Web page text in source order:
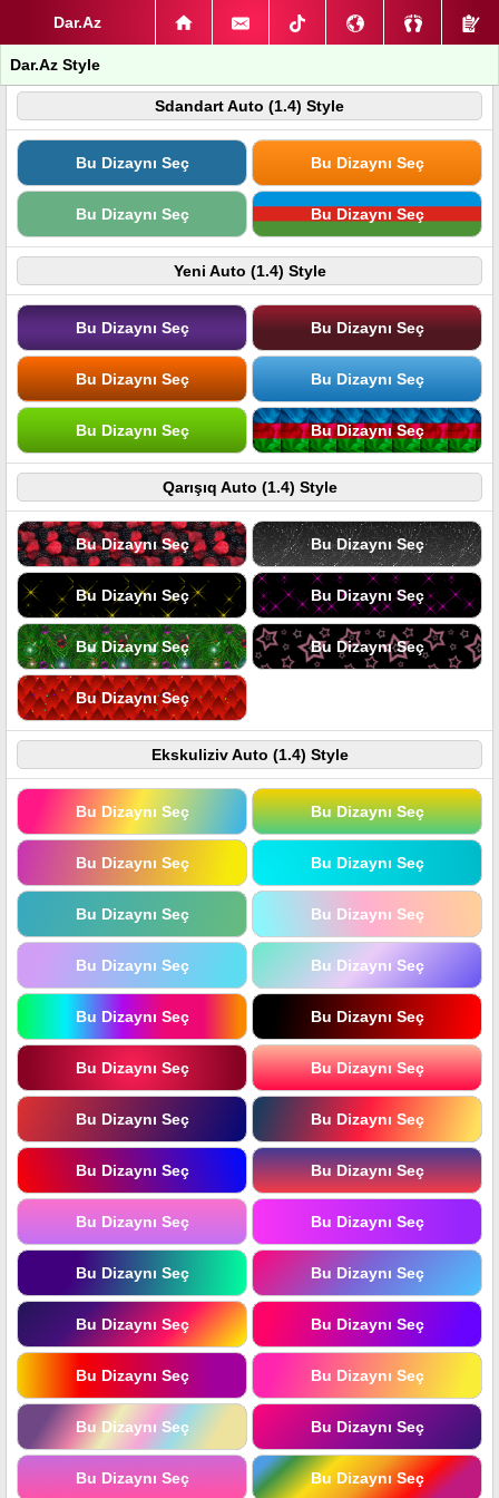
Dar.Az
Dar.Az Style
Sdandart Auto (1.4) Style
Bu Dizaynı Seç Bu Dizaynı Seç
Bu Dizaynı Seç Bu Dizaynı Seç
Yeni Auto (1.4) Style
Bu Dizaynı Seç Bu Dizaynı Seç
Bu Dizaynı Seç Bu Dizaynı Seç
Bu Dizaynı Seç Bu Dizaynı Seç
Qarışıq Auto (1.4) Style
Bu Dizaynı Seç Bu Dizaynı Seç
Bu Dizaynı Seç Bu Dizaynı Seç
Bu Dizaynı Seç Bu Dizaynı Seç
Bu Dizaynı Seç
Ekskuliziv Auto (1.4) Style
Bu Dizaynı Seç Bu Dizaynı Seç
Bu Dizaynı Seç Bu Dizaynı Seç
Bu Dizaynı Seç Bu Dizaynı Seç
Bu Dizaynı Seç Bu Dizaynı Seç
Bu Dizaynı Seç Bu Dizaynı Seç
Bu Dizaynı Seç Bu Dizaynı Seç
Bu Dizaynı Seç Bu Dizaynı Seç
Bu Dizaynı Seç Bu Dizaynı Seç
Bu Dizaynı Seç Bu Dizaynı Seç
Bu Dizaynı Seç Bu Dizaynı Seç
Bu Dizaynı Seç Bu Dizaynı Seç
Bu Dizaynı Seç Bu Dizaynı Seç
Bu Dizaynı Seç Bu Dizaynı Seç
Bu Dizaynı Seç Bu Dizaynı Seç